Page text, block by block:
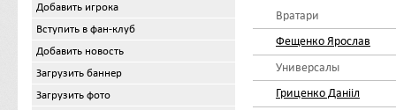
Добавить игрока
Вступить в фан-клуб
Добавить новость
Загрузить баннер
Загрузить фото
Вратари
Фещенко Ярослав
Универсалы
Гриценко Данііл